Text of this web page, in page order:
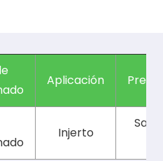
Aplicación
Injerto